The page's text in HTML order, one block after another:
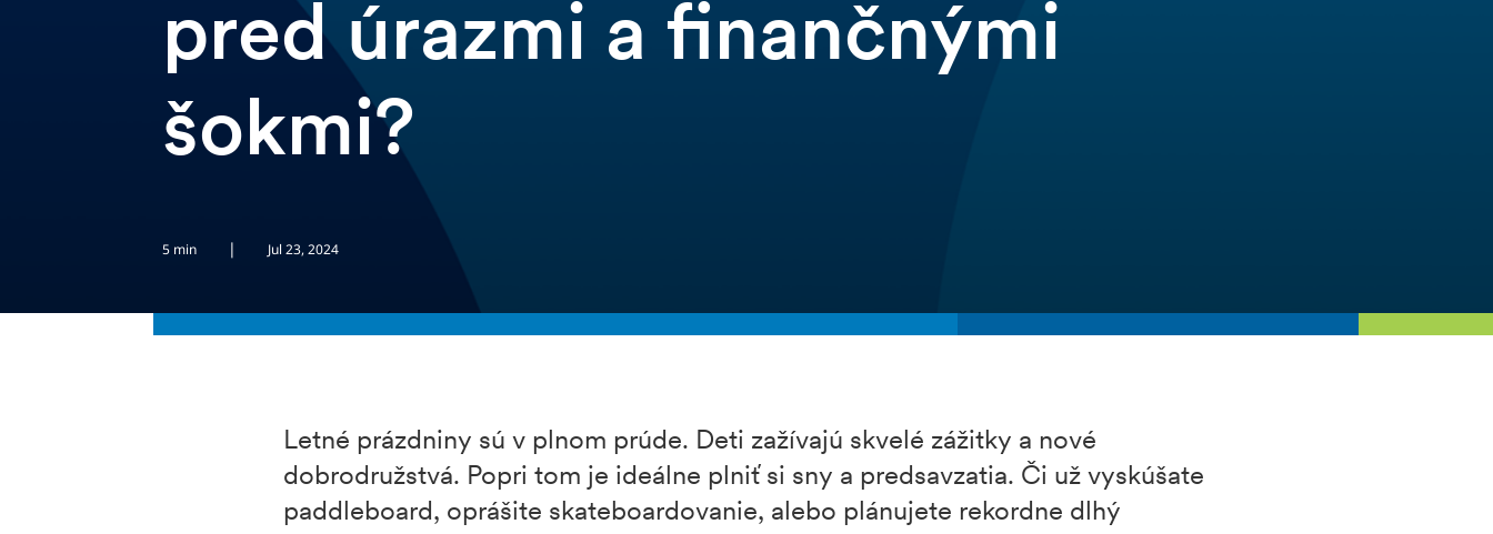
pred úrazmi a finančnými
šokmi?
5 min | Jul 23, 2024
Letné prázdniny sú v plnom prúde. Deti zažívajú skvelé zážitky a nové
dobrodružstvá. Popri tom je ideálne plniť si sny a predsavzatia. Či už vyskúšate
paddleboard, oprášite skateboardovanie, alebo plánujete rekordne dlhý